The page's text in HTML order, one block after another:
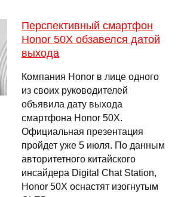
Перспективный смартфон
Honor 50X обзавелся датой
выхода
Компания Honor в лице одного
из своих руководителей
объявила дату выхода
смартфона Honor 50X.
Официальная презентация
пройдет уже 5 июля. По данным
авторитетного китайского
инсайдера Digital Chat Station,
Honor 50X оснастят изогнутым